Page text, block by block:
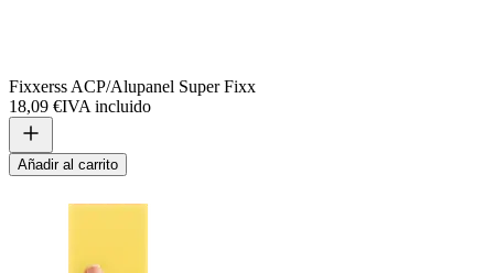
Fixxerss ACP/Alupanel Super Fixx
18,09 €IVA incluido
Añadir al carrito